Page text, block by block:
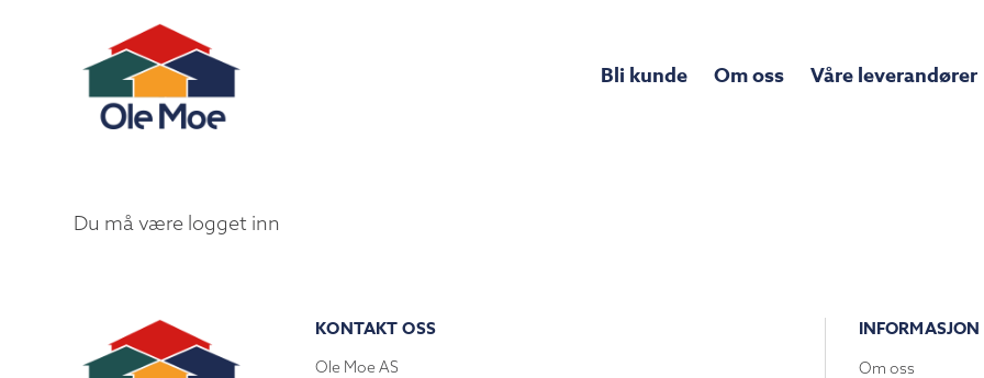
Bli kunde Om oss Våre leverandører
Du må være logget inn
KONTAKT OSS
Ole Moe AS
INFORMASJON
Om oss